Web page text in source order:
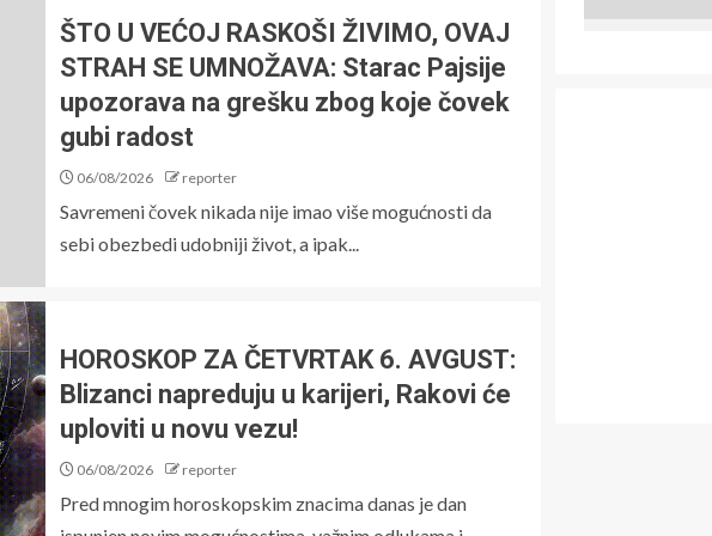
ŠTO U VEĆOJ RASKOŠI ŽIVIMO, OVAJ
STRAH SE UMNOŽAVA: Starac Pajsije
upozorava na grešku zbog koje čovek
gubi radost
06/08/2026 reporter
Savremeni čovek nikada nije imao više mogućnosti da
sebi obezbedi udobniji život, a ipak...
HOROSKOP ZA ČETVRTAK 6. AVGUST:
Blizanci napreduju u karijeri, Rakovi će
uploviti u novu vezu!
06/08/2026 reporter
Pred mnogim horoskopskim znacima danas je dan